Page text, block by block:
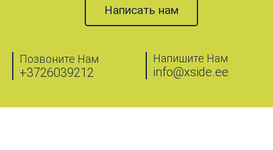
Написать нам
Позвоните Нам
+3726039212
Напишите Нам
info@xside.ee